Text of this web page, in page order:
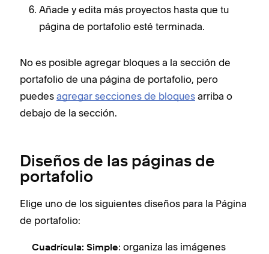
Añade y edita más proyectos hasta que tu
página de portafolio esté terminada.
No es posible agregar bloques a la sección de
portafolio de una página de portafolio, pero
puedes agregar secciones de bloques arriba o
debajo de la sección.
Diseños de las páginas de
portafolio
Elige uno de los siguientes diseños para la Página
de portafolio:
Cuadrícula: Simple: organiza las imágenes